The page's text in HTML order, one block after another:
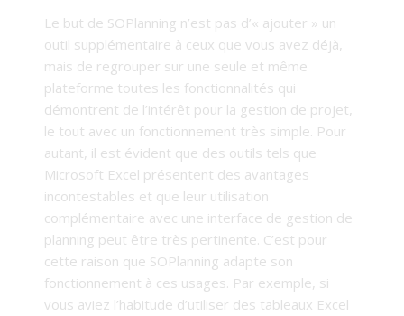
Le but de SOPlanning n’est pas d’« ajouter » un
outil supplémentaire à ceux que vous avez déjà,
mais de regrouper sur une seule et même
plateforme toutes les fonctionnalités qui
démontrent de l’intérêt pour la gestion de projet,
le tout avec un fonctionnement très simple. Pour
autant, il est évident que des outils tels que
Microsoft Excel présentent des avantages
incontestables et que leur utilisation
complémentaire avec une interface de gestion de
planning peut être très pertinente. C’est pour
cette raison que SOPlanning adapte son
fonctionnement à ces usages. Par exemple, si
vous aviez l’habitude d’utiliser des tableaux Excel